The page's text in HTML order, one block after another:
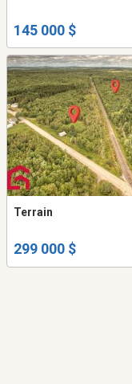
145 000 $
Terrain
299 000 $